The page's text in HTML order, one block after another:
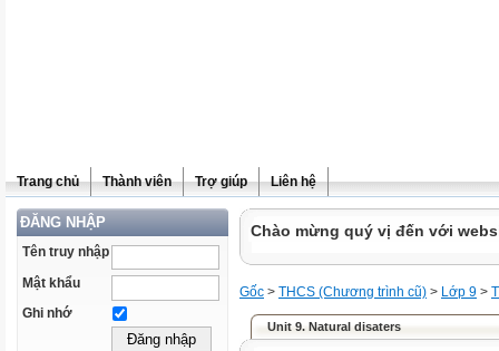
Trang chủ Thành viên Trợ giúp Liên hệ
ĐĂNG NHẬP
Tên truy nhập
Mật khẩu
Ghi nhớ
Chào mừng quý vị đến với
Gốc > THCS (Chương trình cũ) > Lớp 9 >
Unit 9. Natural disaters